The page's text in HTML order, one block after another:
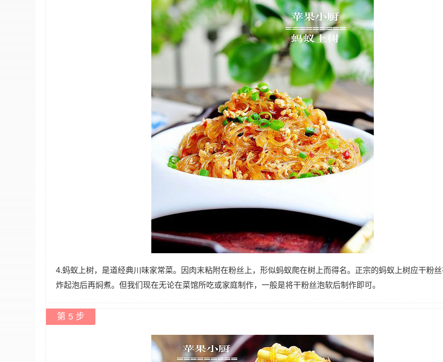
4.蚂蚁上树，是道经典川味家常菜。因肉末粘附在粉丝上，形似蚂蚁爬在树上而得名。正宗的蚂蚁上树应干粉
炸起泡后再焖煮。但我们现在无论在菜馆所吃或家庭制作，一般是将干粉丝泡软后制作即可。
第 5 步